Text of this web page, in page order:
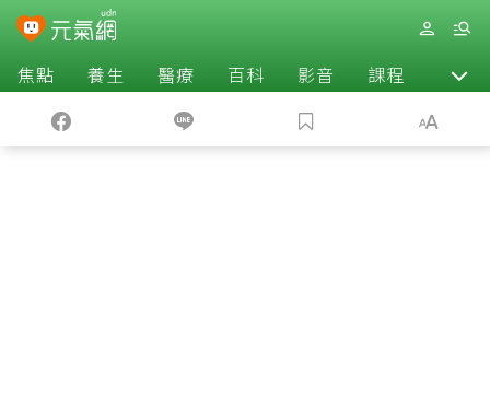
焦點 養生 醫療 百科 影音 課程 退休